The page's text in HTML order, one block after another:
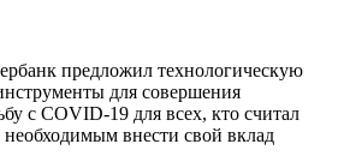
предложил технологическую
для совершения
с COVID-19 для всех, кто считал
внести свой вклад